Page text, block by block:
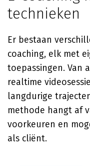
technieken
Er bestaan
coaching, elk met
toepassingen. Van
realtime
langdurige
methode hangt af
voorkeuren en
als cliënt.